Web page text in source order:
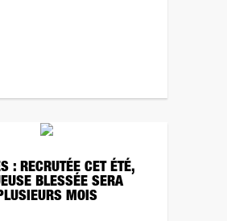
: RECRUTÉE CET ÉTÉ,
BLESSÉE SERA
MOIS